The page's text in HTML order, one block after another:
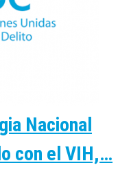
Nacional
con el VIH,…